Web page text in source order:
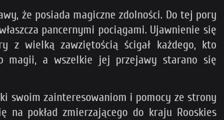
że posiada magiczne zdolności. Do tej pory
pancernymi pociągami. Ujawnienie się
z wielką zawziętością ścigał każdego, kto
magii, a wszelkie jej przejawy starano się
swoim zainteresowaniom i pomocy ze strony
na pokład zmierzającego do kraju Rooskies